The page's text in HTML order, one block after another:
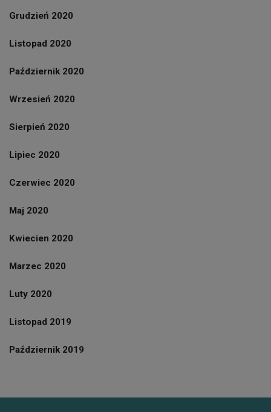
Grudzień 2020
Listopad 2020
Październik 2020
Wrzesień 2020
Sierpień 2020
Lipiec 2020
Czerwiec 2020
Maj 2020
Kwiecien 2020
Marzec 2020
Luty 2020
Listopad 2019
Październik 2019